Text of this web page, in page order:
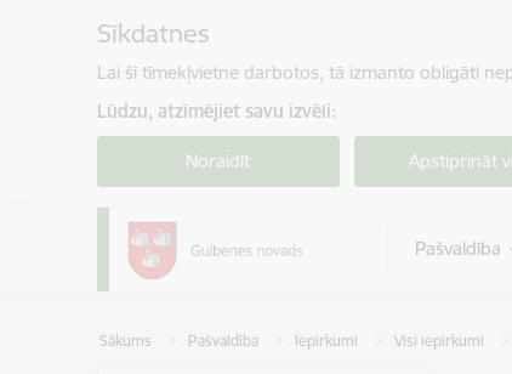
Sīkdatnes
Lai šī tīmekļvietne darbotos, tā izmanto obligāti
Lūdzu, atzīmējiet savu izvēli:
Noraidīt Apstiprināt
Pašvaldība
Sākums Pašvaldība Iepirkumi Visi iepirkumi